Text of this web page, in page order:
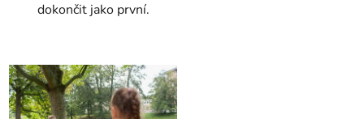
dokončit jako první.